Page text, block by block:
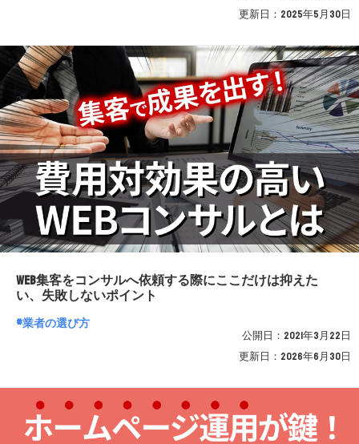
更新日： 2025年5月30日
WEB集客をコンサルへ依頼する際にここだけは抑えた
い、失敗しないポイント
業者の選び方
公開日： 2021年3月22日
更新日： 2026年6月30日